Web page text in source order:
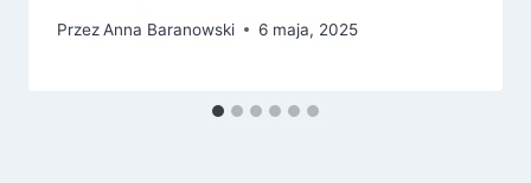
PrzezAnna Baranowski 6 maja, 2025